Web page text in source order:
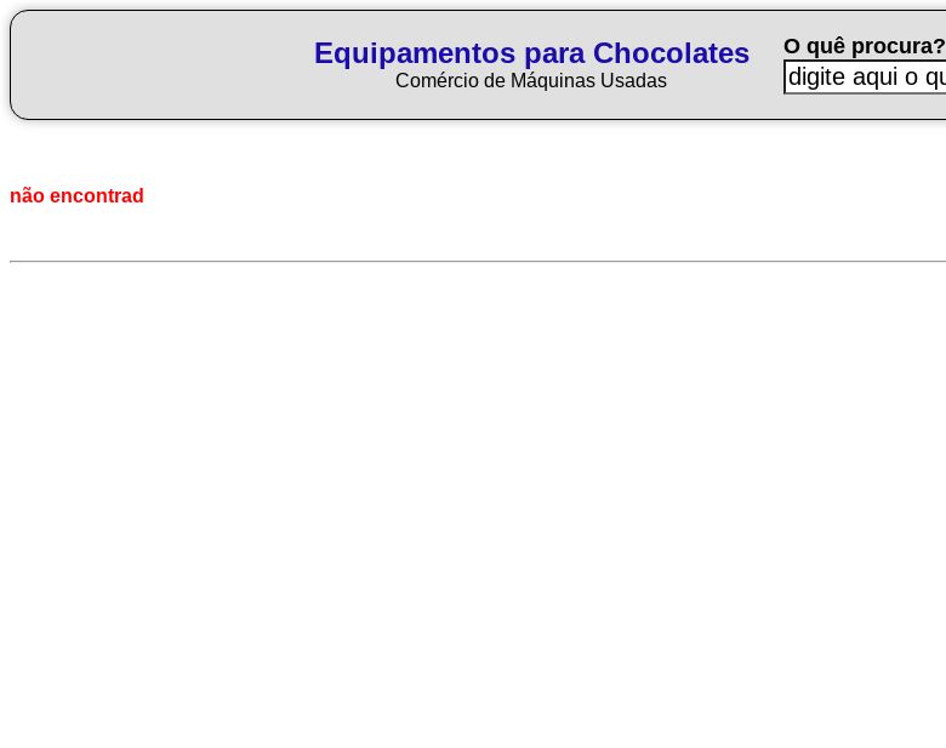
Equipamentos para Chocolates
Comércio de Máquinas Usadas
O quê procura?
não encontrad